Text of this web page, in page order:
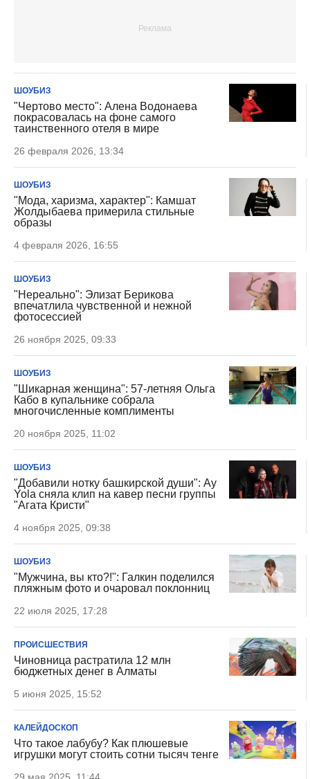
ШОУБИЗ
"Чертово место": Алена Водонаева
покрасовалась на фоне самого
таинственного отеля в мире
26 февраля 2026, 13:34
ШОУБИЗ
"Мода, харизма, характер": Камшат
Жолдыбаева примерила стильные
образы
4 февраля 2026, 16:55
ШОУБИЗ
"Нереально": Элизат Берикова
впечатлила чувственной и нежной
фотосессией
26 ноября 2025, 09:33
ШОУБИЗ
"Шикарная женщина": 57-летняя Ольга
Кабо в купальнике собрала
многочисленные комплименты
20 ноября 2025, 11:02
ШОУБИЗ
"Добавили нотку башкирской души": Ay
Yola сняла клип на кавер песни группы
"Агата Кристи"
4 ноября 2025, 09:38
ШОУБИЗ
"Мужчина, вы кто?!": Галкин поделился
пляжным фото и очаровал поклонниц
22 июля 2025, 17:28
ПРОИСШЕСТВИЯ
Чиновница растратила 12 млн
бюджетных денег в Алматы
5 июня 2025, 15:52
КАЛЕЙДОСКОП
Что такое лабубу? Как плюшевые
игрушки могут стоить сотни тысяч тенге